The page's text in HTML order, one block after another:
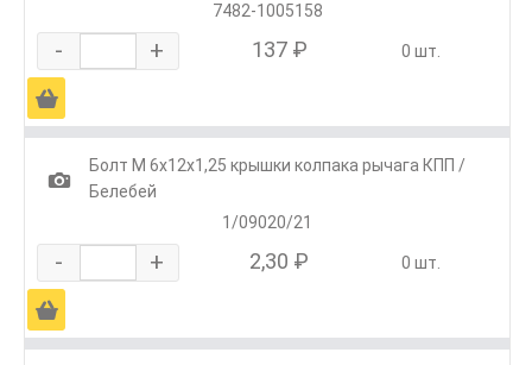
7482-1005158
- + 137 ₽ 0 шт.
Ä
1
Болт М 6х12х1,25 крышки колпака рычага КПП /
Белебей
1/09020/21
- + 2,30 ₽ 0 шт.
Ä